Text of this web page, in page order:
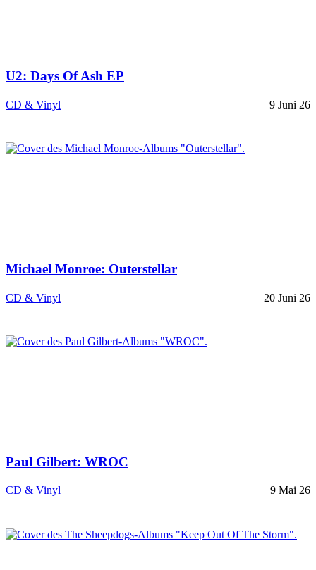
U2: Days Of Ash EP
CD & Vinyl 9 Juni 26
Michael Monroe: Outerstellar
CD & Vinyl 20 Juni 26
Paul Gilbert: WROC
CD & Vinyl 9 Mai 26